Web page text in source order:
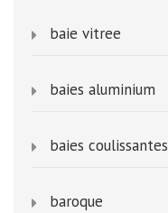
baie vitree
baies aluminium
baies coulissantes
baroque